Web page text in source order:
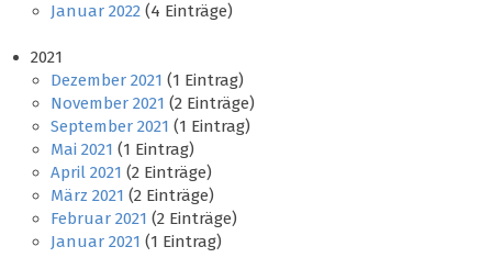
Januar 2022 (4 Einträge)
2021
Dezember 2021 (1 Eintrag)
November 2021 (2 Einträge)
September 2021 (1 Eintrag)
Mai 2021 (1 Eintrag)
April 2021 (2 Einträge)
März 2021 (2 Einträge)
Februar 2021 (2 Einträge)
Januar 2021 (1 Eintrag)